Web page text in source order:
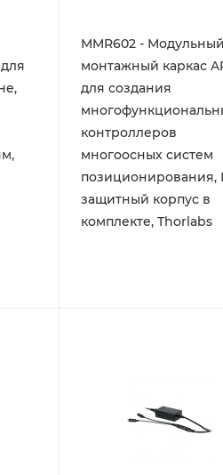
MMR602 - Модульный
монтажный каркас
для создания
контроллеров
многоосных систем
позиционирования,
защитный корпус в
комплекте, Thorlabs